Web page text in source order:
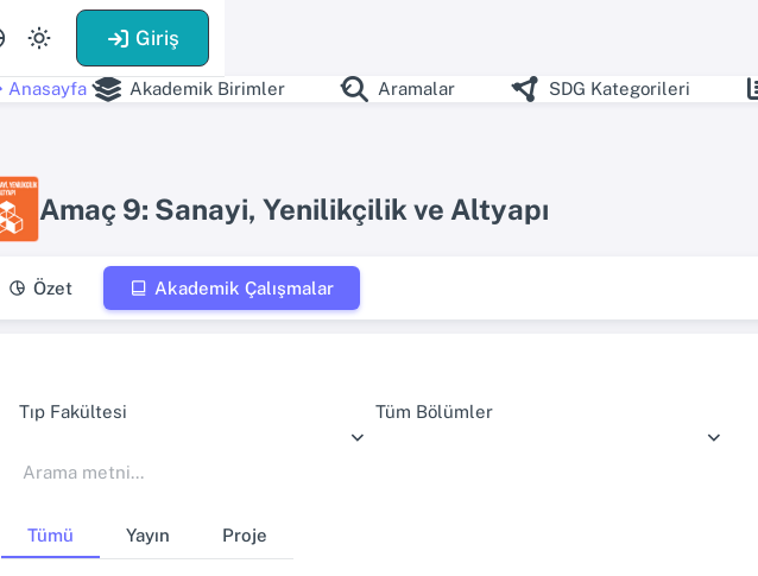
Giriş
Anasayfa Akademik Birimler Aramalar SDG Kategorileri
Amaç 9: Sanayi, Yenilikçilik ve Altyapı
Özet Akademik Çalışmalar
Tıp Fakültesi Tüm Bölümler
Tümü Yayın Proje